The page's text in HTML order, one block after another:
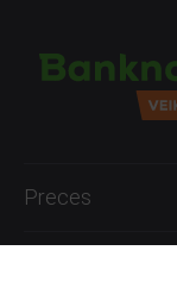
Preces